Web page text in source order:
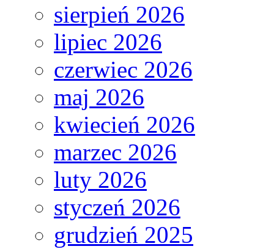
sierpień 2026
lipiec 2026
czerwiec 2026
maj 2026
kwiecień 2026
marzec 2026
luty 2026
styczeń 2026
grudzień 2025